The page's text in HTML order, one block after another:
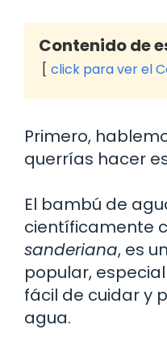
Contenido de
click para ver el
Primero,
querrías hacer
El bambú de
científicamente
sanderiana, es
popular,
fácil de cuidar y
agua.